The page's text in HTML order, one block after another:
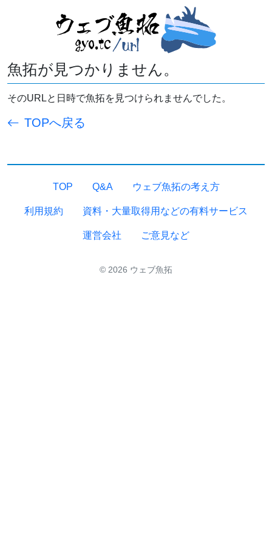
魚拓が見つかりません。
そのURLと日時で魚拓を見つけられませんでした。
TOPへ戻る
TOP Q&A ウェブ魚拓の考え方
利用規約 資料・大量取得用などの有料サービス
運営会社 ご意見など
© 2026 ウェブ魚拓